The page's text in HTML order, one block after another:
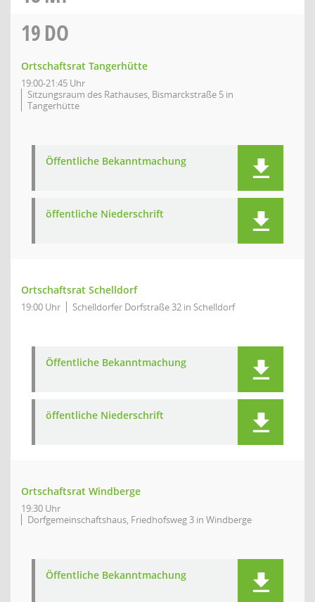
19DO
Ortschaftsrat Tangerhütte
19:00-21:45 Uhr
Sitzungsraum des Rathauses, Bismarckstraße 5 in
Tangerhütte
Öffentliche Bekanntmachung
öffentliche Niederschrift
Ortschaftsrat Schelldorf
19:00 Uhr Schelldorfer Dorfstraße 32 in Schelldorf
Öffentliche Bekanntmachung
öffentliche Niederschrift
Ortschaftsrat Windberge
19:30 Uhr
Dorfgemeinschaftshaus, Friedhofsweg 3 in Windberge
Öffentliche Bekanntmachung